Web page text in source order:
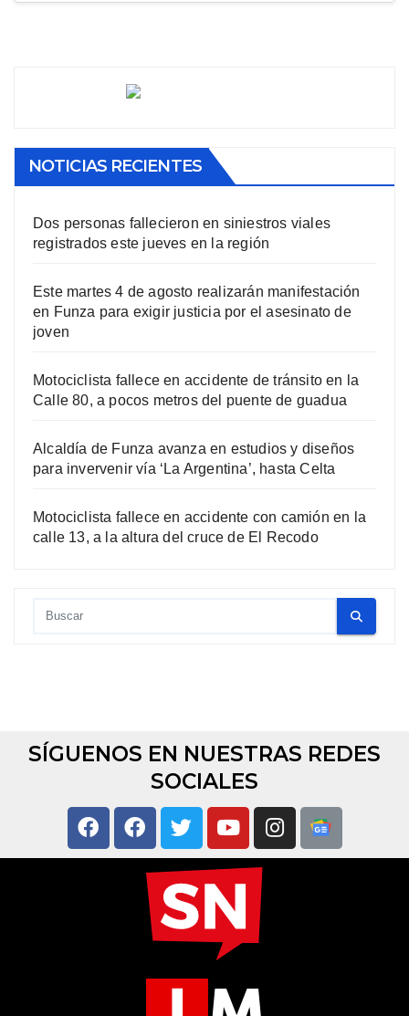
NOTICIAS RECIENTES
Dos personas fallecieron en siniestros viales
registrados este jueves en la región
Este martes 4 de agosto realizarán manifestación
en Funza para exigir justicia por el asesinato de
joven
Motociclista fallece en accidente de tránsito en la
Calle 80, a pocos metros del puente de guadua
Alcaldía de Funza avanza en estudios y diseños
para invervenir vía ‘La Argentina’, hasta Celta
Motociclista fallece en accidente con camión en la
calle 13, a la altura del cruce de El Recodo
SÍGUENOS EN NUESTRAS REDES
SOCIALES